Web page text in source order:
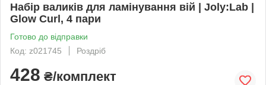
Набір валиків для ламінування вій | Joly:Lab |
Glow Curl, 4 пари
Готово до відправки
Код: z021745
Роздріб
428 ₴/комплект